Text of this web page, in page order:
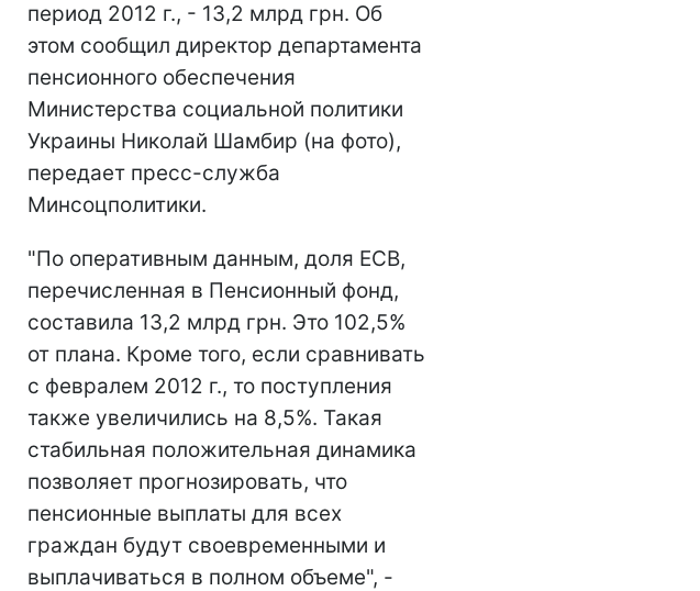
период 2012 г., - 13,2 млрд грн. Об
этом сообщил директор департамента
пенсионного обеспечения
Министерства социальной политики
Украины Николай Шамбир (на фото),
передает пресс-служба
Минсоцполитики.
"По оперативным данным, доля ЕСВ,
перечисленная в Пенсионный фонд,
составила 13,2 млрд грн. Это 102,5%
от плана. Кроме того, если сравнивать
с февралем 2012 г., то поступления
также увеличились на 8,5%. Такая
стабильная положительная динамика
позволяет прогнозировать, что
пенсионные выплаты для всех
граждан будут своевременными и
выплачиваться в полном объеме", -